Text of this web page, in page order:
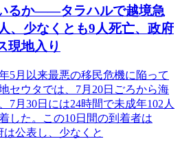
るか——タラハルで越境急
、少なくとも9人死亡、政府
現地入り
5月以来最悪の移民危機に陥って
セウタでは、7月20日ごろから海
7月30日には24時間で未成年102人
した。この10日間の到着者は
は公表し、少なくと